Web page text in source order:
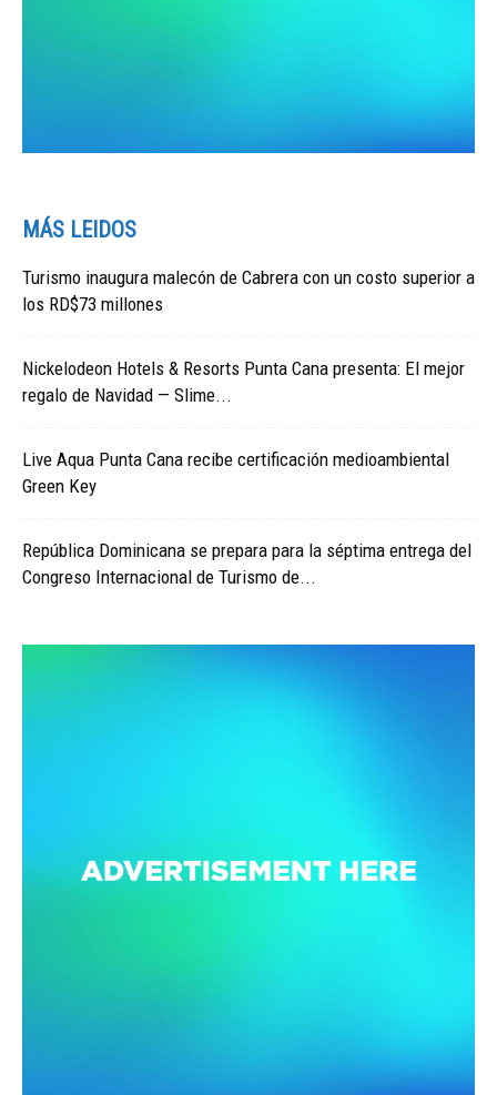
MÁS LEIDOS
Turismo inaugura malecón de Cabrera con un costo superior a
los RD$73 millones
Nickelodeon Hotels & Resorts Punta Cana presenta: El mejor
regalo de Navidad — Slime...
Live Aqua Punta Cana recibe certificación medioambiental
Green Key
República Dominicana se prepara para la séptima entrega del
Congreso Internacional de Turismo de...